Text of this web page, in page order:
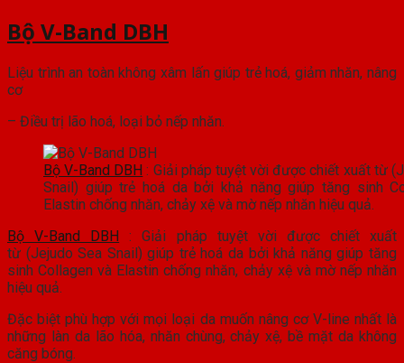
Bộ V-Band DBH
Liệu trình an toàn không xâm lấn giúp trẻ hoá, giảm nhăn, nâng
cơ
– Điều trị lão hoá, loại bỏ nếp nhăn.
Bộ V-Band DBH : Giải pháp tuyệt vời được chiết xuất từ
Snail) giúp trẻ hoá da bởi khả năng giúp tăng sinh
Elastin chống nhăn, chảy xệ và mờ nếp nhăn hiệu quả.
Bộ V-Band DBH : Giải pháp tuyệt vời được chiết xuất
từ (Jejudo Sea Snail) giúp trẻ hoá da bởi khả năng giúp tăng
sinh Collagen và Elastin chống nhăn, chảy xệ và mờ nếp nhăn
hiệu quả.
Đặc biệt phù hợp với mọi loại da muốn nâng cơ V-line nhất là
những làn da lão hóa, nhăn chùng, chảy xệ, bề mặt da không
căng bóng.